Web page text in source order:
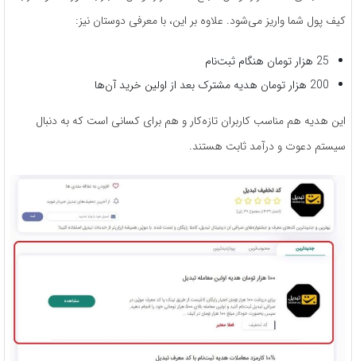
کیف پول شما واریز می‌شود. علاوه بر این، با معرفی دوستان نیز:
25 هزار تومان هنگام ثبت‌نام
200 هزار تومان هدیه مشترک بعد از اولین خرید آن‌ها
این هدیه هم مناسب کاربران تازه‌کار و هم برای کسانی است که به دنبال
سیستم دعوت و درآمد ثابت هستند.